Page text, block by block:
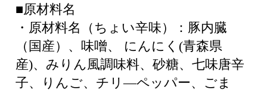
■原材料名
・原材料名（ちょい辛味）：豚内臓
（国産）、味噌、 にんにく(青森県
産)、みりん風調味料、砂糖、七味唐辛
子、りんご、チリ―ペッパー、ごま